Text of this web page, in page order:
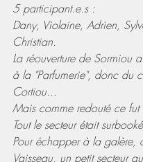
5 participant.e.s :
Dany, Violaine, Adrien,
Christian.
La réouverture de Sormiou
à la "Parfumerie", donc du
Cortiou...
Mais comme redouté ce
Tout le secteur était
Pour échapper à la galère,
Vaisseau, un petit secteur